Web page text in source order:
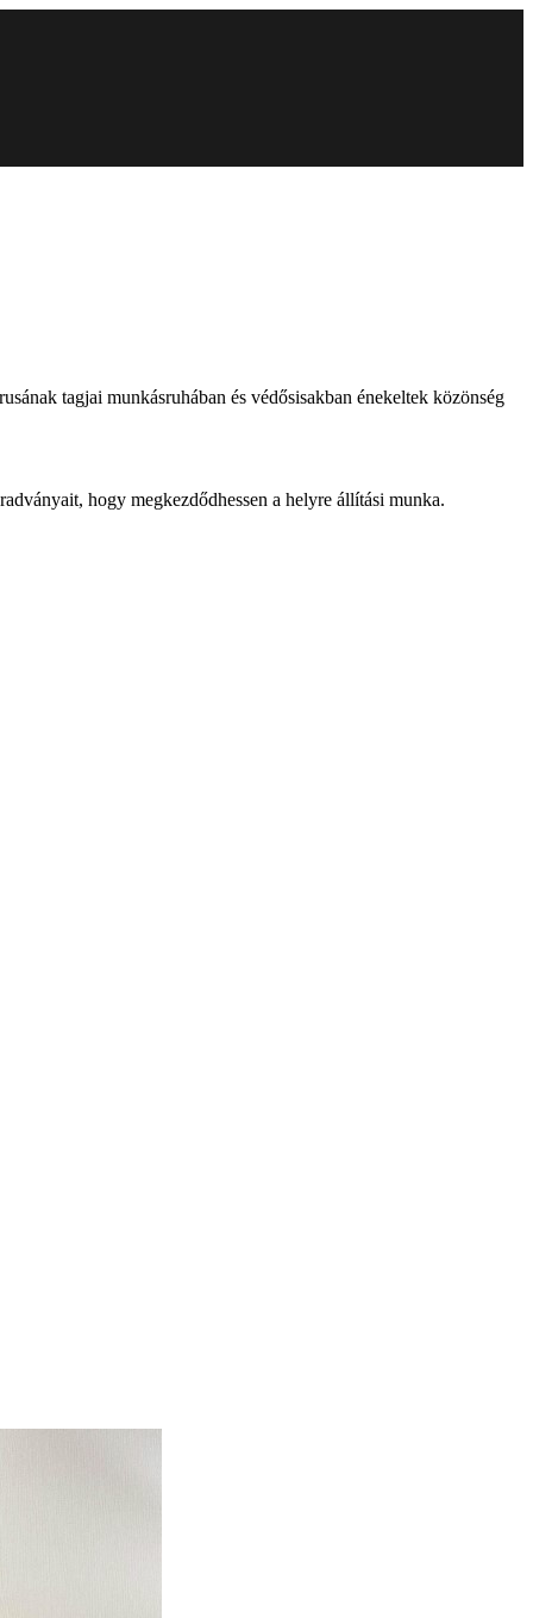
tagjai munkásruhában és védősisakban énekeltek közönség
hogy megkezdődhessen a helyre állítási munka.